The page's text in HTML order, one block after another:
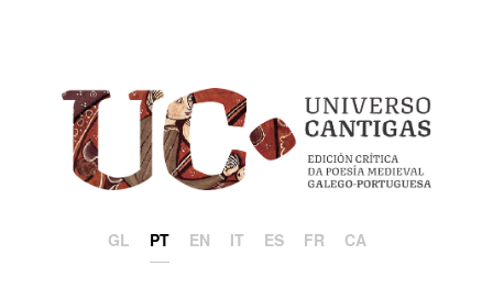
GL PT EN IT ES FR CA